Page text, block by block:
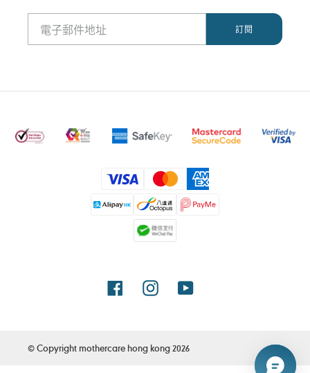
付
款
方
式
FacebookInstagramYouTube
© Copyright mothercare hong kong2026